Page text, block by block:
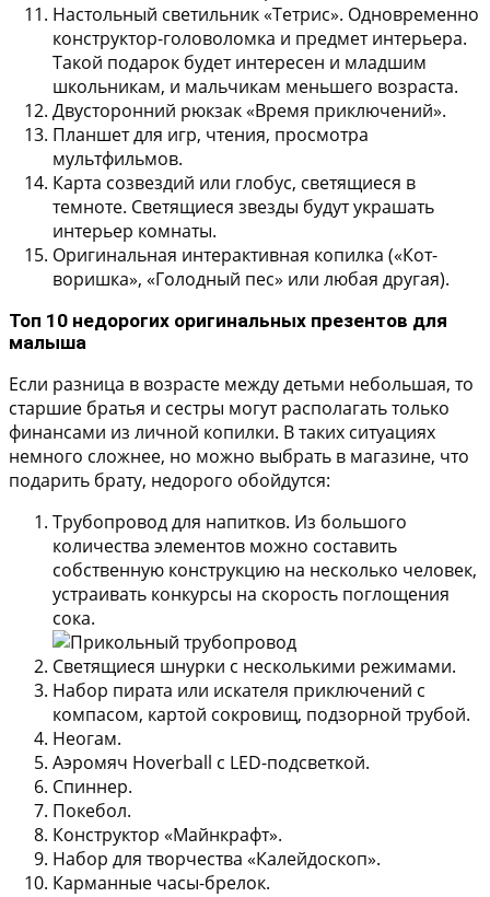
Настольный светильник «Тетрис». Одновременно
конструктор-головоломка и предмет интерьера.
Такой подарок будет интересен и младшим
школьникам, и мальчикам меньшего возраста.
Двусторонний рюкзак «Время приключений».
Планшет для игр, чтения, просмотра
мультфильмов.
Карта созвездий или глобус, светящиеся в
темноте. Светящиеся звезды будут украшать
интерьер комнаты.
Оригинальная интерактивная копилка («Кот-
воришка», «Голодный пес» или любая другая).
Топ 10 недорогих оригинальных презентов для
малыша
Если разница в возрасте между детьми небольшая, то
старшие братья и сестры могут располагать только
финансами из личной копилки. В таких ситуациях
немного сложнее, но можно выбрать в магазине, что
подарить брату, недорого обойдутся:
Трубопровод для напитков. Из большого
количества элементов можно составить
собственную конструкцию на несколько человек,
устраивать конкурсы на скорость поглощения
сока.
Светящиеся шнурки с несколькими режимами.
Набор пирата или искателя приключений с
компасом, картой сокровищ, подзорной трубой.
Неогам.
Аэромяч Hoverball с LED-подсветкой.
Спиннер.
Покебол.
Конструктор «Майнкрафт».
Набор для творчества «Калейдоскоп».
Карманные часы-брелок.